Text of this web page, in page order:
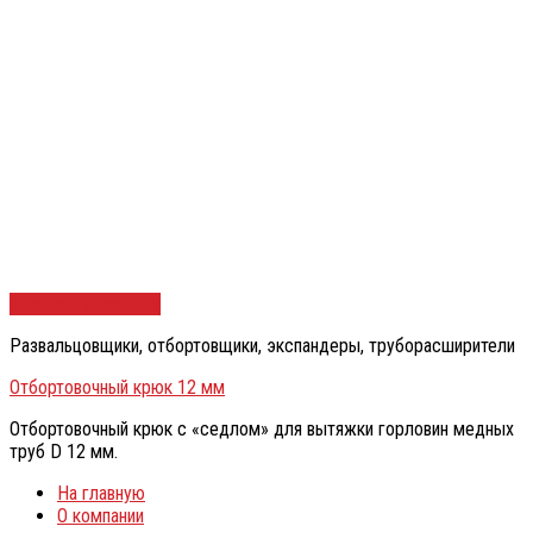
Развальцовщики, отбортовщики, экспандеры, труборасширители
Отбортовочный крюк 12 мм
Отбортовочный крюк с «седлом» для вытяжки горловин медных
труб D 12 мм.
На главную
О компании